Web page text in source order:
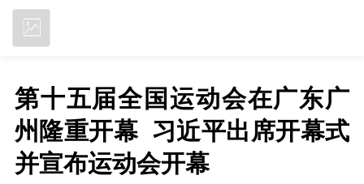
第十五届全国运动会在广东广
州隆重开幕  习近平出席开幕式
并宣布运动会开幕